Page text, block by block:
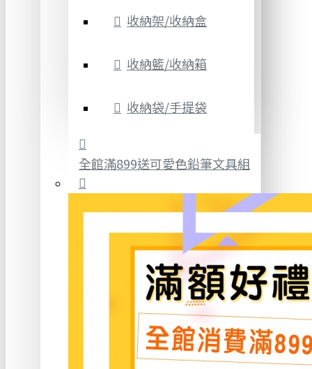
收納架/收納盒
收納籃/收納箱
收納袋/手提袋
全館滿899送可愛色鉛筆文具組